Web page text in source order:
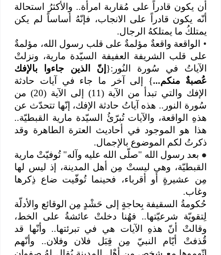
أن يكون قادراً على مُقاربة امرأة.. والأكثرُ استحالة
أنّه يكون قادراً على الانجاب، فإنّهُ أساساً لم يكن
يمتلكُ ما يمتلكهُ الرجال.
•الواقعة واقعةٌ مؤلمةٌ على قلب رسول الله، مؤلمةٌ
على قلب الشريفة العفيفة السيّدة مارية، ونزلتْ
الآياتُ في سُورة النُور:{إنّ الذين جاءوا بالإفك
عُصبةٌ منكم...} إلى آخر ما جاء في آيات حادثة
الإفك والتي تبدأ من الآية (11) إلى الآية (20) من
سُورة النور.. هذه آياتُ حادثة الإفك، إنّها تتحدّث عن
هذهِ الواقعة، والآيات تُبرّئُ السيّدة مارية القبطيّة..
هذا هو الموجود في أحاديث العترة الطاهرة وقد
ذكرتُ لكم الموضوع بالإجمال.
● بعد رسول الله "صلّى الله عليه وآله" تُوفيّتْ مارية
القبطيّة، وهي ليستْ مِن أهل المدينة، إذ ليس لها
مِن عشيرةٍ أو أقرباء، فحينما تُوفّيت ضاع ذِكرها
وغاب.
حُكومةُ السقيفة بِحاجةٍ إلى حَشْدٍ مِن الوقائع والأدلّة
لِتقويّة شرعيّتها.. فهُنا دخلتْ عائشةُ على الخط،
وقالتْ أنّ هذهِ الآيات هي في تبرئتها.. وأنّها قد
قُذفتْ أيّام النبيّ مِن قِبَل فلان وفلان.. وأنّهم